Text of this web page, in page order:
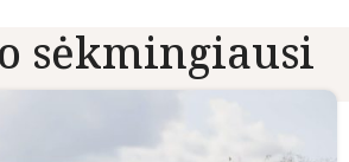
sėkmingiausi